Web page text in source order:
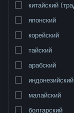
Изменить язык
Полная версия
китайский
японский
корейский
тайский
арабский
индонезийский
малайский
болгарский
Результатов по
скрыты согласно